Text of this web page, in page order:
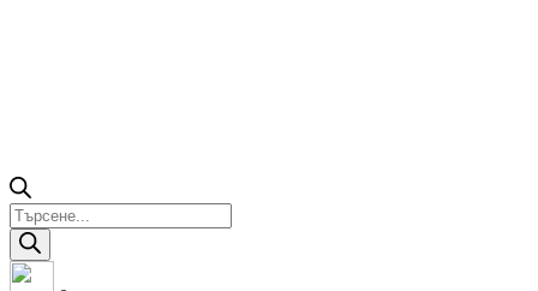
Products
search